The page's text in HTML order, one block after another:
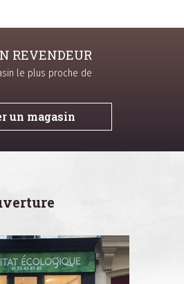
REVENDEUR
le plus proche de
un magasin